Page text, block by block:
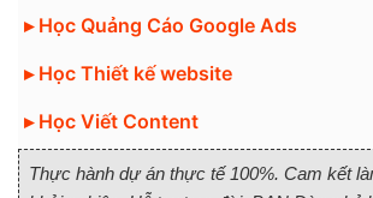
▸ Học Quảng Cáo Google Ads
▸ Học Thiết kế website
▸ Học Viết Content
Thực hành dự án thực tế 100%. Cam kết